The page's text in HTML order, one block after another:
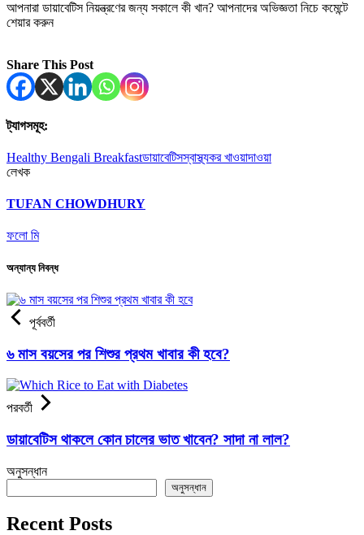
আপনারা ডায়াবেটিস নিয়ন্ত্রণের জন্য সকালে কী খান? আপনাদের অভিজ্ঞতা নিচে কমেন্টে
শেয়ার করুন
Share This Post
ট্যাগসমূহ:
Healthy Bengali Breakfastডায়াবেটিসস্বাস্থ্যকর খাওয়াদাওয়া
লেখক
TUFAN CHOWDHURY
ফলো মি
অন্যান্য নিবন্ধ
পূর্ববর্তী
৬ মাস বয়সের পর শিশুর প্রথম খাবার কী হবে?
পরবর্তী
ডায়াবেটিস থাকলে কোন চালের ভাত খাবেন? সাদা না লাল?
অনুসন্ধান
অনুসন্ধান
Recent Posts